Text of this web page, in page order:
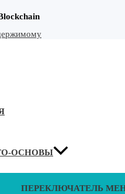
ОСНОВЫ
ПЕРЕКЛЮЧАТЕЛЬ